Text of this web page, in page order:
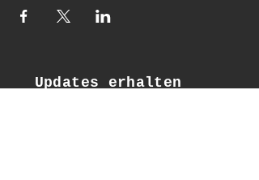
Updates erhalten